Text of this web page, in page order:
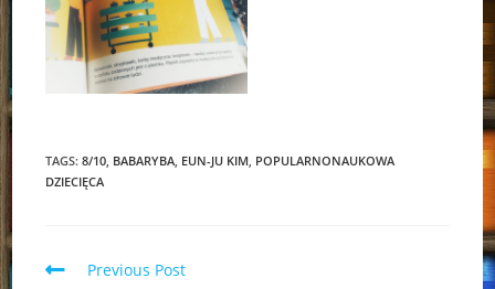
TAGS:8/10, BABARYBA, EUN-JU KIM, POPULARNONAUKOWA
DZIECIĘCA
Read
Previous Post